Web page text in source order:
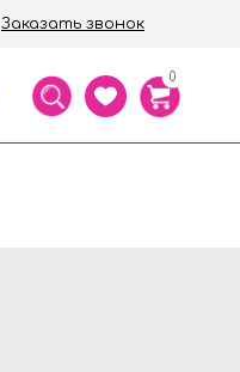
Заказать звонок
0